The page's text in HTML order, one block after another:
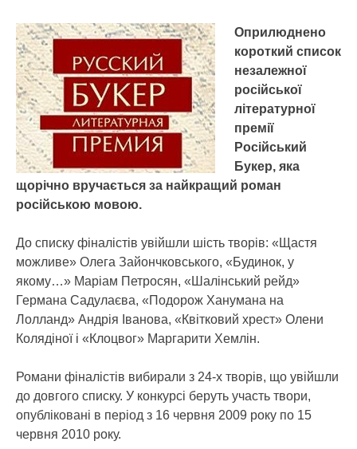
Оприлюднено
короткий список
незалежної
російської
літературної
премії
Російський
Букер, яка
щорічно вручається за найкращий роман
російською мовою.
До списку фіналістів увійшли шість творів: «Щастя
можливе» Олега Зайончковського, «Будинок, у
якому…» Маріам Петросян, «Шалінський рейд»
Германа Садулаєва, «Подорож Ханумана на
Лолланд» Андрія Іванова, «Квітковий хрест» Олени
Колядіної і «Клоцвог» Маргарити Хемлін.
Романи фіналістів вибирали з 24-х творів, що увійшли
до довгого списку. У конкурсі беруть участь твори,
опубліковані в період з 16 червня 2009 року по 15
червня 2010 року.